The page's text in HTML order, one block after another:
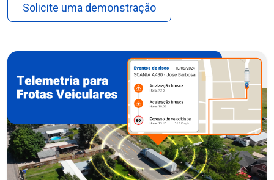
Solicite uma demonstração